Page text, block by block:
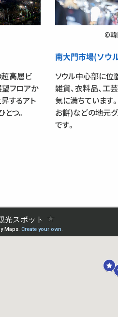
超高層ビ
フロアか
するアト
つ。
©韓
南大門市場(ソウ
ソウル中心部に位
雑貨、衣料品、工
気に満ちています
お餅)などの地元
です。